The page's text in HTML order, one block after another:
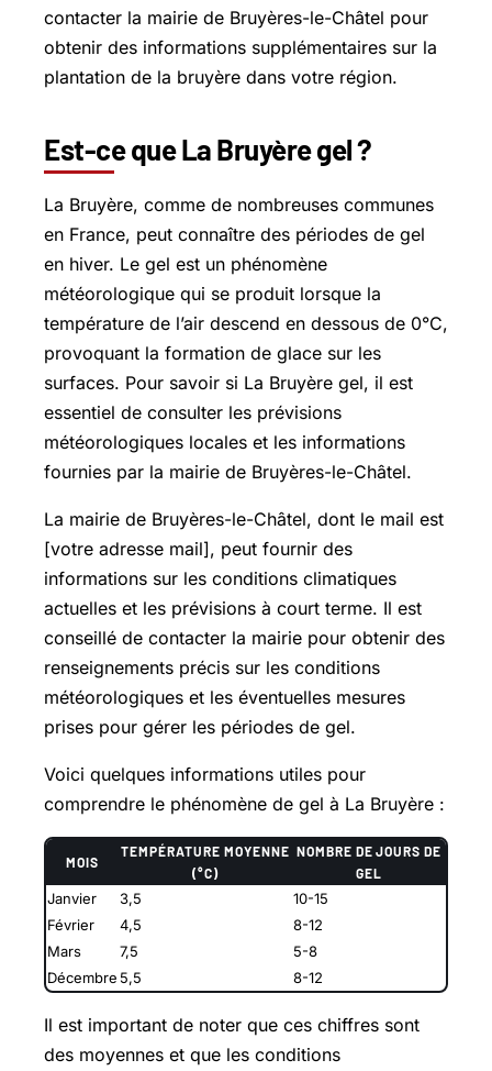
contacter la mairie de Bruyères-le-Châtel pour
obtenir des informations supplémentaires sur la
plantation de la bruyère dans votre région.
Est-ce que La Bruyère gel ?
La Bruyère, comme de nombreuses communes
en France, peut connaître des périodes de gel
en hiver. Le gel est un phénomène
météorologique qui se produit lorsque la
température de l’air descend en dessous de 0°C,
provoquant la formation de glace sur les
surfaces. Pour savoir si La Bruyère gel, il est
essentiel de consulter les prévisions
météorologiques locales et les informations
fournies par la mairie de Bruyères-le-Châtel.
La mairie de Bruyères-le-Châtel, dont le mail est
[votre adresse mail], peut fournir des
informations sur les conditions climatiques
actuelles et les prévisions à court terme. Il est
conseillé de contacter la mairie pour obtenir des
renseignements précis sur les conditions
météorologiques et les éventuelles mesures
prises pour gérer les périodes de gel.
Voici quelques informations utiles pour
comprendre le phénomène de gel à La Bruyère :
MOIS
TEMPÉRATURE MOYENNE
(°C)
NOMBRE DE JOURS DE
GEL
Janvier 3,5
10-15
Février
4,5
8-12
Mars
7,5
5-8
Décembre 5,5 8-12
Il est important de noter que ces chiffres sont
des moyennes et que les conditions